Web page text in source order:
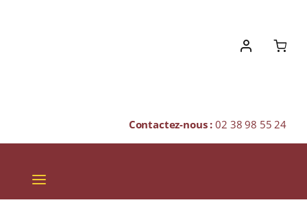
Contactez-nous :02 38 98 55 24
Toggle
Navigation